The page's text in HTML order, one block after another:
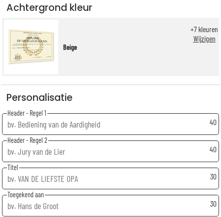
Achtergrond kleur
Beige
+7 kleuren
Wijzigen
Personalisatie
Header - Regel 1
40
Header - Regel 2
40
Titel
30
Toegekend aan
30